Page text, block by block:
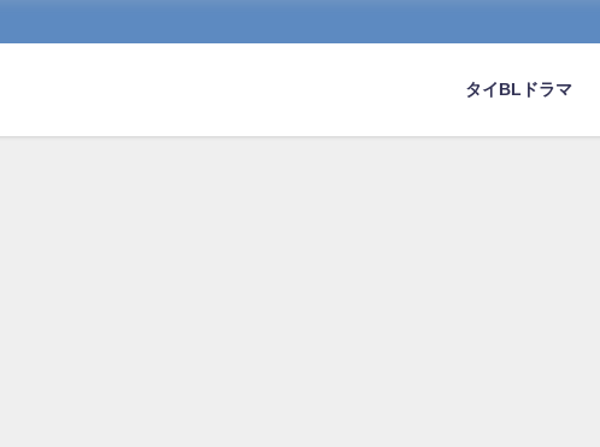
タイBLドラマ